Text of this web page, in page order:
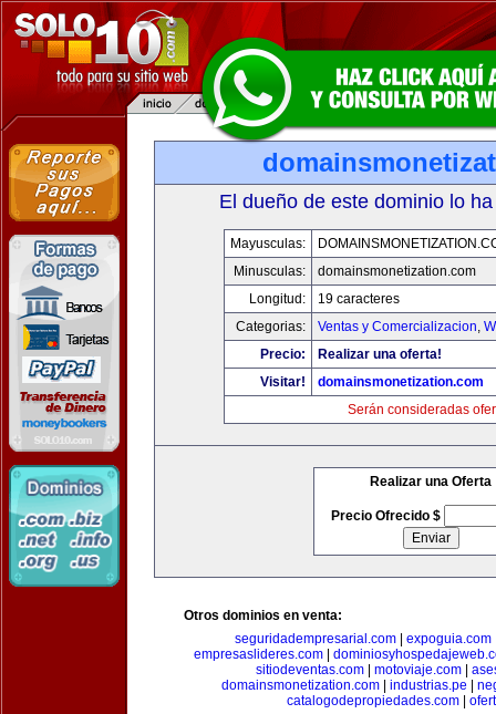
El dueño de este dominio lo
Mayusculas:
Minusculas:
domainsmonetization.com
Longitud:
19 caracteres
Categorias:
Ventas y Comercializacion,
Precio:
Realizar una oferta!
Visitar!
domainsmonetization.com
Serán consideradas
Realizar una Oferta
Precio Ofrecido $
Otros dominios en venta:
seguridadempresarial.com
expoguia.com
empresaslideres.com|
sitiodeventas.com
motoviaje.com
domainsmonetization.com| industrias.pe
catalogodepropiedades.com